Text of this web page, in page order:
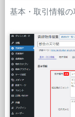
基本・取引情報